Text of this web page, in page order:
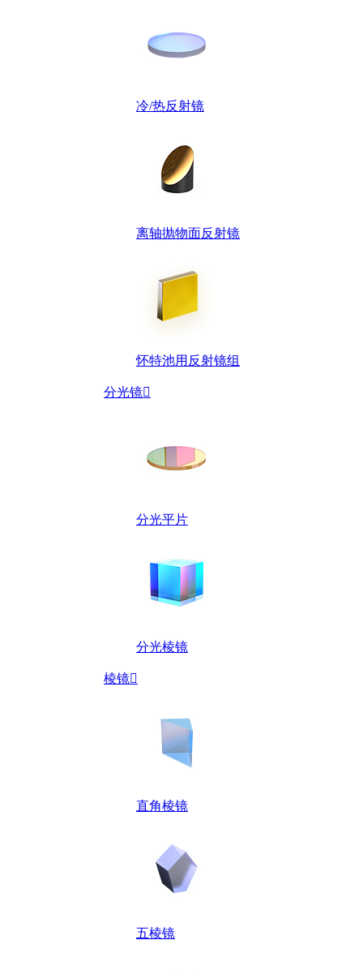
冷/热反射镜
离轴抛物面反射镜
怀特池用反射镜组
分光镜
分光平片
分光棱镜
棱镜
直角棱镜
五棱镜